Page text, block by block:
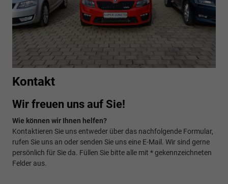
Kontakt
Wir freuen uns auf Sie!
Wie können wir Ihnen helfen?
Kontaktieren Sie uns entweder über das nachfolgende Formular,
rufen Sie uns an oder senden Sie uns eine E-Mail. Wir sind gerne
persönlich für Sie da. Füllen Sie bitte alle mit * gekennzeichneten
Felder aus.